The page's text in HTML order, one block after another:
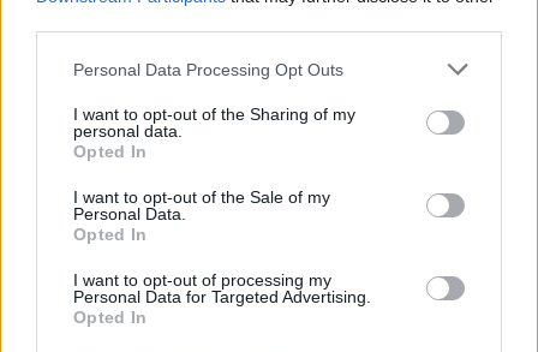
Personal Data Processing Opt Outs
I want to opt-out of the Sharing of my
personal data.
Opted In
I want to opt-out of the Sale of my
Personal Data.
Opted In
I want to opt-out of processing my
Personal Data for Targeted Advertising.
Opted In
ΔΕΙΤΕ ΕΠΙΣΗΣ
ΣΤΗΝ ΙΔΙΑ ΚΑΤΗΓΟΡΙΑ
19χρονο να οδηγείται με τη βία
για επιστράτευση ‑ Τι είναι το
ΣΉΜΕΡΑ
Βίντεο που φέρεται να δείχνει βίαιη